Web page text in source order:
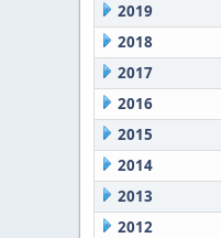
2019
2018
2017
2016
2015
2014
2013
2012